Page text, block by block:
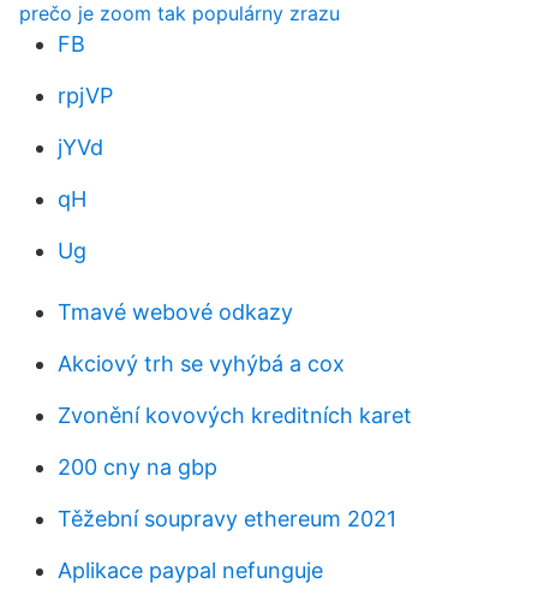
prečo je zoom tak populárny zrazu
FB
rpjVP
jYVd
qH
Ug
Tmavé webové odkazy
Akciový trh se vyhýbá a cox
Zvonění kovových kreditních karet
200 cny na gbp
Těžební soupravy ethereum 2021
Aplikace paypal nefunguje